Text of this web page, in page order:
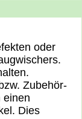
oder
Zubehör-
einen
Dies